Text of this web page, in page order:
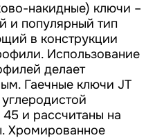
накидные) ключи –
и популярный тип
в конструкции
Использование
делает
Гаечные ключи JT
и рассчитаны на
Хромированное